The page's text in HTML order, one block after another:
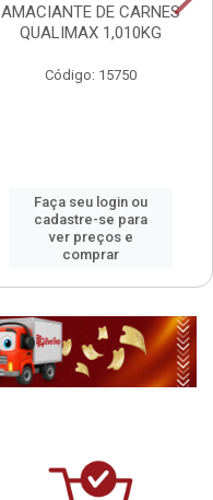
AMACIANTE DE CARNES
QUALIMAX 1,010KG
Código: 15750
Faça seu login ou
cadastre-se para
ver preços e
comprar